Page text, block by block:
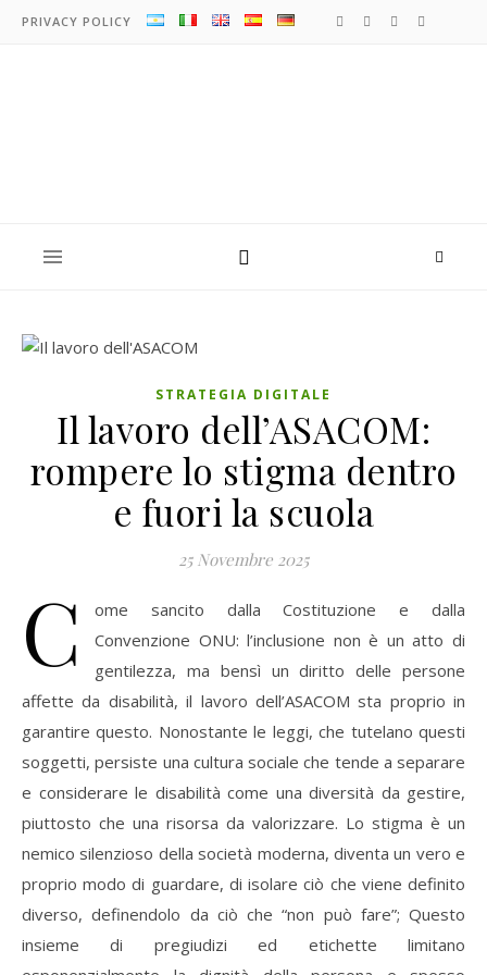
PRIVACY POLICY
STRATEGIA DIGITALE
Il lavoro dell’ASACOM:
rompere lo stigma dentro
e fuori la scuola
25 Novembre 2025
C
ome sancito dalla Costituzione e dalla
Convenzione ONU: l’inclusione non è un atto di
gentilezza, ma bensì un diritto delle persone
affette da disabilità, il lavoro dell’ASACOM sta proprio in
garantire questo. Nonostante le leggi, che tutelano questi
soggetti, persiste una cultura sociale che tende a separare
e considerare le disabilità come una diversità da gestire,
piuttosto che una risorsa da valorizzare. Lo stigma è un
nemico silenzioso della società moderna, diventa un vero e
proprio modo di guardare, di isolare ciò che viene definito
diverso, definendolo da ciò che “non può fare”; Questo
insieme di pregiudizi ed etichette limitano